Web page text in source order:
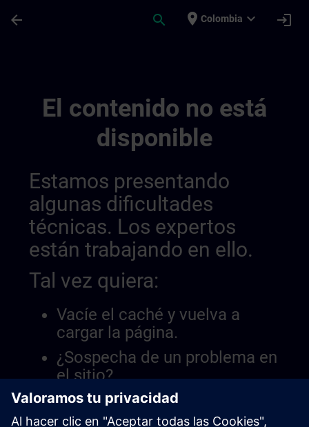
arrow_back search place Colombia expand_more login
El contenido no está
disponible
Estamos presentando
algunas dificultades
técnicas. Los expertos
están trabajando en ello.
Tal vez quiera:
Vacíe el caché y vuelva a
cargar la página.
¿Sospecha de un problema en
el sitio?